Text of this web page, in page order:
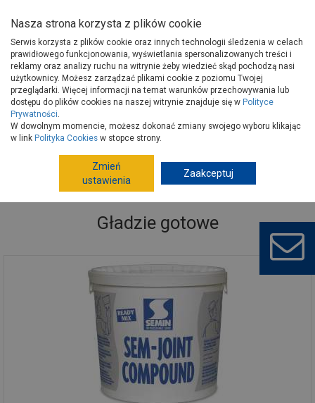
Strona główna Budowa i remont
Chemia budowlana
Zaprawy gipsowe
Gładzie gotowe
Gładzie gotowe
Nasza strona korzysta z plików cookie
Serwis korzysta z plików cookie oraz innych technologii śledzenia w celach
prawidłowego funkcjonowania, wyświetlania spersonalizowanych treści i
reklamy oraz analizy ruchu na witrynie żeby wiedzieć skąd pochodzą nasi
użytkownicy. Możesz zarządzać plikami cookie z poziomu Twojej
przeglądarki. Więcej informacji na temat warunków przechowywania lub
dostępu do plików cookies na naszej witrynie znajduje się w Polityce
Prywatności.
W dowolnym momencie, możesz dokonać zmiany swojego wyboru klikając
w link Polityka Cookies w stopce strony.
Zmień
ustawienia
Zaakceptuj